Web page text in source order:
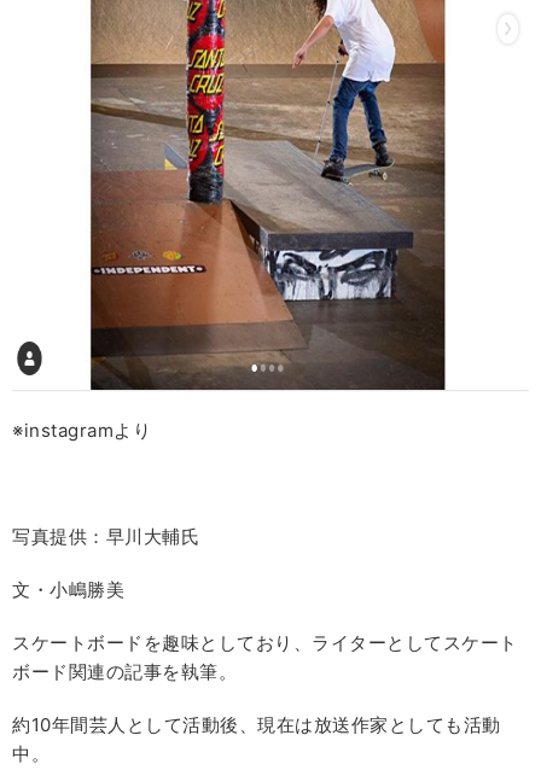
※instagramより
写真提供：早川大輔氏
文・小嶋勝美
スケートボードを趣味としており、ライターとしてスケート
ボード関連の記事を執筆。
約10年間芸人として活動後、現在は放送作家としても活動
中。